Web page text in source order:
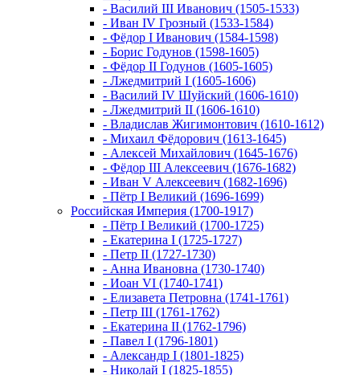
- Василий III Иванович (1505-1533)
- Иван IV Грозный (1533-1584)
- Фёдор I Иванович (1584-1598)
- Борис Годунов (1598-1605)
- Фёдор II Годунов (1605-1605)
- Лжедмитрий I (1605-1606)
- Василий IV Шуйский (1606-1610)
- Лжедмитрий II (1606-1610)
- Владислав Жигимонтович (1610-1612)
- Михаил Фёдорович (1613-1645)
- Алексей Михайлович (1645-1676)
- Фёдор III Алексеевич (1676-1682)
- Иван V Алексеевич (1682-1696)
- Пётр I Великий (1696-1699)
Российская Империя (1700-1917)
- Пётр I Великий (1700-1725)
- Екатерина I (1725-1727)
- Петр II (1727-1730)
- Анна Ивановна (1730-1740)
- Иоан VI (1740-1741)
- Елизавета Петровна (1741-1761)
- Петр III (1761-1762)
- Екатерина II (1762-1796)
- Павел I (1796-1801)
- Александр I (1801-1825)
- Николай I (1825-1855)